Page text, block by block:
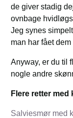
de giver stadig
ovnbage
Jeg synes
man har fået
Anyway, er du til
nogle andre
Flere retter med
Salviesmør med